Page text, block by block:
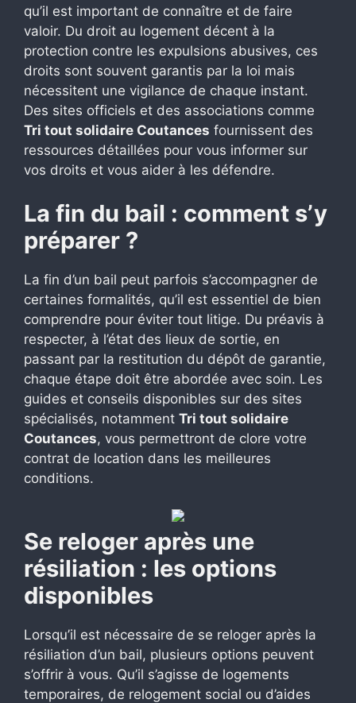
qu’il est important de connaître et de faire
valoir. Du droit au logement décent à la
protection contre les expulsions abusives, ces
droits sont souvent garantis par la loi mais
nécessitent une vigilance de chaque instant.
Des sites officiels et des associations comme
Tri tout solidaire Coutances fournissent des
ressources détaillées pour vous informer sur
vos droits et vous aider à les défendre.
La fin du bail : comment s’y
préparer ?
La fin d’un bail peut parfois s’accompagner de
certaines formalités, qu’il est essentiel de bien
comprendre pour éviter tout litige. Du préavis à
respecter, à l’état des lieux de sortie, en
passant par la restitution du dépôt de garantie,
chaque étape doit être abordée avec soin. Les
guides et conseils disponibles sur des sites
spécialisés, notamment Tri tout solidaire
Coutances, vous permettront de clore votre
contrat de location dans les meilleures
conditions.
Se reloger après une
résiliation : les options
disponibles
Lorsqu’il est nécessaire de se reloger après la
résiliation d’un bail, plusieurs options peuvent
s’offrir à vous. Qu’il s’agisse de logements
temporaires, de relogement social ou d’aides